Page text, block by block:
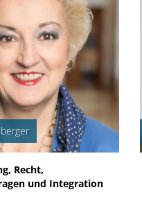
Recht,
und Integration